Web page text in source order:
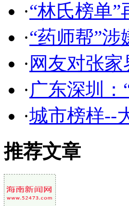
·“林氏榜单
·“药师帮”
· 网友对张
·广东深圳：
·城市榜样--
推荐文章